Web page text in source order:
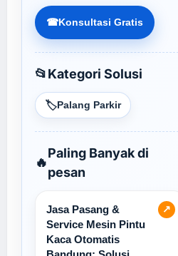
☎Konsultasi Gratis
📂Kategori Solusi
🏷️Palang Parkir
🔥
Paling Banyak di
pesan
↗
Jasa Pasang &
Service Mesin Pintu
Kaca Otomatis